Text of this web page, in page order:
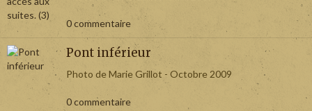
0 commentaire
Pont inférieur
Photo de Marie Grillot - Octobre 2009
0 commentaire